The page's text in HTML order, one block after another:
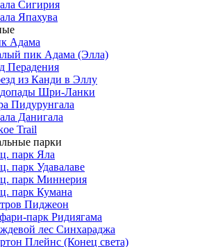
Сигирия
Япахува
Адама
пик Адама (Элла)
Перадения
из Канди в Эллу
Шри-Ланки
Пидурунгала
Данигала
Trail
парки
парк Яла
парк Удавалаве
парк Миннерия
парк Кумана
Пиджеон
парк Ридиягама
лес Синхараджа
Плейнс (Конец света)